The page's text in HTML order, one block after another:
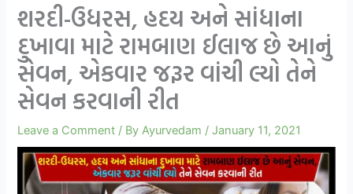
શરદી-ઉધરસ, હદય અને સાંધાના
દુખાવા માટે રામબાણ ઈલાજ છે આનું
સેવન, એકવાર જરૂર વાંચી લ્યો તેને
સેવન કરવાની રીત
Leave a Comment / ByAyurvedam /January 11, 2021